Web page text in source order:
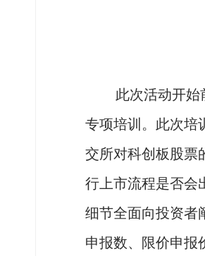
此次活动开
专项培训。此次培
交所对科创板股票
行上市流程是否会
细节全面向投资者
申报数、限价申报